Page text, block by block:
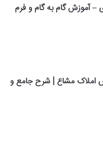
آموزش گام به گام و فرم
فروش املاک مشاع | شرح جامع و